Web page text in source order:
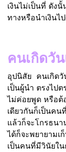
เงินไม่เป็นที่ ดัง
ทางหรือนำเงินไ
คนเกิดวัน
อุปนิสัย คนเกิดวั
เป็นผู้นำ ตรงไป
ไม่ค่อยพูด หรือต้
เดียวกันก็เป็นค
แล้วก็จะโกรธน
ได้ก็จะพยายามเ
เป็นคนที่มีวินัยใน